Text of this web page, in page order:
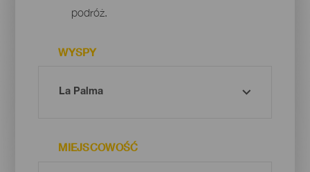
podróż.
WYSPY
MIEJSCOWOŚĆ